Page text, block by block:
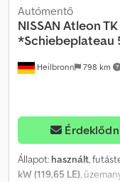
Heilbronn 798 km
Autómentő
NISSAN Atleon TK
*Schiebeplateau
Állapot: használt,
kW (119,65 LE),